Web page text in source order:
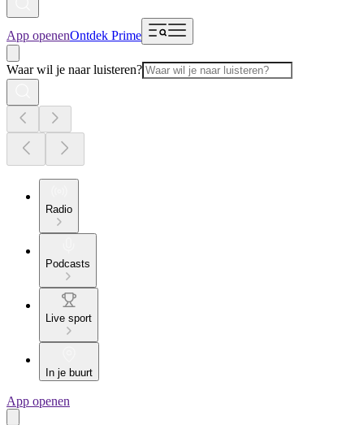
App openenOntdek Prime
Waar wil je naar luisteren?
Radio
Podcasts
Live sport
In je buurt
App openen